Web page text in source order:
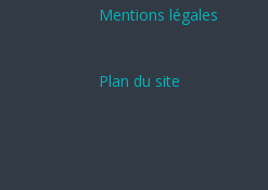
Mentions légales
Plan du site